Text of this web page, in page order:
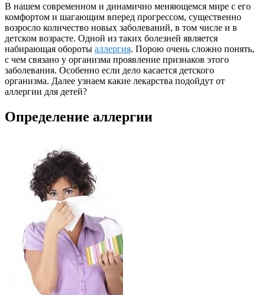
В нашем современном и динамично меняющемся мире с его
комфортом и шагающим вперед прогрессом, существенно
возросло количество новых заболеваний, в том числе и в
детском возрасте. Одной из таких болезней является
набирающая обороты аллергия. Порою очень сложно понять,
с чем связано у организма проявление признаков этого
заболевания. Особенно если дело касается детского
организма. Далее узнаем какие лекарства подойдут от
аллергии для детей?
Определение аллергии